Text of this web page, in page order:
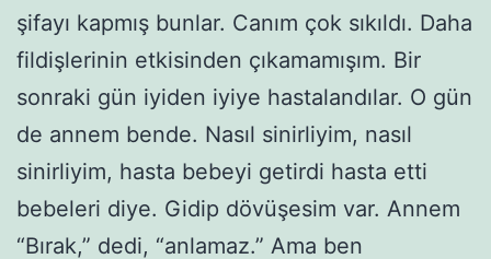
şifayı kapmış bunlar. Canım çok sıkıldı. Daha
fildişlerinin etkisinden çıkamamışım. Bir
sonraki gün iyiden iyiye hastalandılar. O gün
de annem bende. Nasıl sinirliyim, nasıl
sinirliyim, hasta bebeyi getirdi hasta etti
bebeleri diye. Gidip dövüşesim var. Annem
“Bırak,” dedi, “anlamaz.” Ama ben